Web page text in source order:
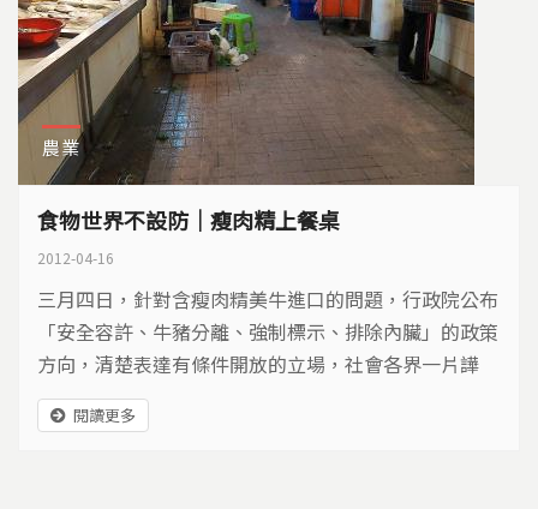
農業
食物世界不設防｜瘦肉精上餐桌
2012-04-16
三月四日，針對含瘦肉精美牛進口的問題，行政院公布
「安全容許、牛豬分離、強制標示、排除內臟」的政策
方向，清楚表達有條件開放的立場，社會各界一片譁
然！不到兩天，一百多個公民團體連署並召開記者會，
嚴厲譴責政府，忽視國人的飲食安全。
閱讀更多